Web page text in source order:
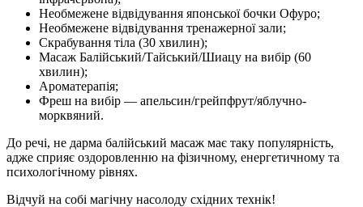
Необмежене відвідування японської бочки Офуро;
Необмежене відвідування тренажерної зали;
Скрабування тіла (30 хвилин);
Масаж Балійський/Тайський/Шиацу на вибір (60
хвилин);
Ароматерапія;
Фреш на вибір — апельсин/грейпфрут/яблучно-
морквяний.
До речі, не дарма балійський масаж має таку популярність,
адже сприяє оздоровленню на фізичному, енергетичному та
психологічному рівнях.
Відчуй на собі магічну насолоду східних технік!